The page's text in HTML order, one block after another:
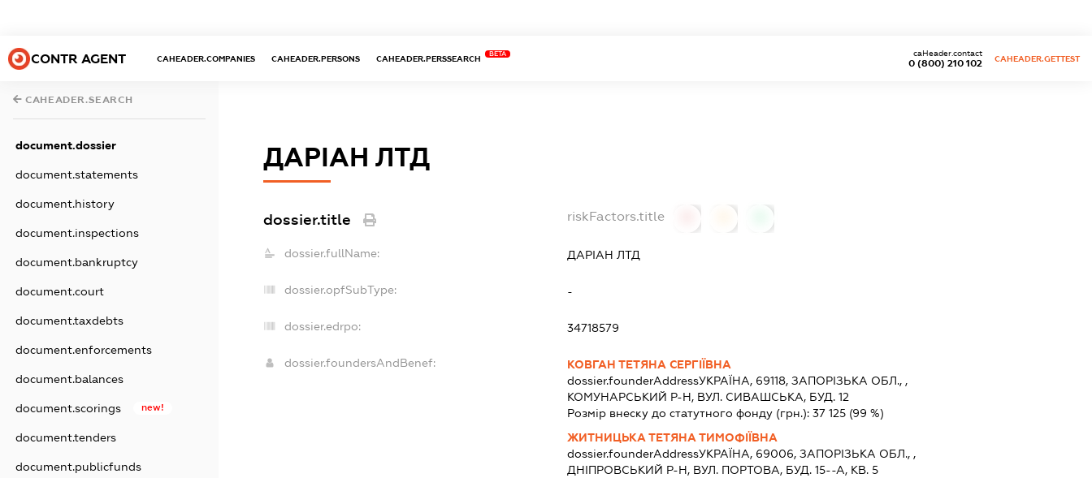
CONTR AGENT CAHEADER.COMPANIES CAHEADER.PERSONS CAHEADER.PERSSEARCH
BETA
0 (800) 210 102
caHeader.contact
CAHEADER.GETTEST
CAHEADER.SEARCH
document.dossier
document.statements
document.history
document.inspections
document.bankruptcy
document.court
document.taxdebts
document.enforcements
document.balances
document.scorings new!
document.tenders
document.publicfunds
ДАРІАН ЛТД
dossier.title riskFactors.title
dossier.fullName: ДАРІАН ЛТД
dossier.opfSubType: -
dossier.edrpo: 34718579
dossier.foundersAndBenef:
КОВГАН ТЕТЯНА СЕРГІЇВНА
dossier.founderAddressУКРАЇНА, 69118, ЗАПОРIЗЬКА ОБЛ., ,
КОМУНАРСЬКИЙ Р-Н, ВУЛ. СИВАШСЬКА, БУД. 12
Розмір внеску до статутного фонду (грн.): 37 125(99 %)
ЖИТНИЦЬКА ТЕТЯНА ТИМОФІЇВНА
dossier.founderAddressУКРАЇНА, 69006, ЗАПОРIЗЬКА ОБЛ., ,
ДНIПРОВСЬКИЙ Р-Н, ВУЛ. ПОРТОВА, БУД. 15--А, КВ. 5